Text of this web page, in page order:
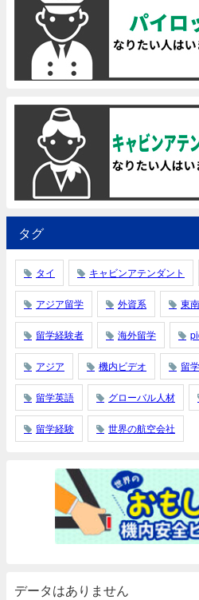
タグ
タイ キャビンアテンダント
アジア留学 外資系 東
留学経験者 海外留学
アジア 機内ビデオ 留
留学英語 グローバル人材
留学経験 世界の航空会社
データはありません